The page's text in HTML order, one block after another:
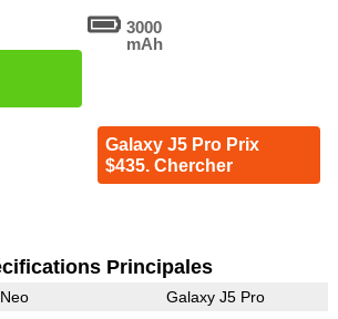
3000
mAh
Galaxy J5 Pro Prix
$435. Chercher
Principales
Neo Galaxy J5 Pro